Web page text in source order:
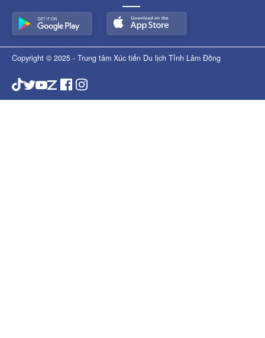
Copyright © 2025 - Trung tâm Xúc tiến Du lịch Tỉnh Lâm Đồng